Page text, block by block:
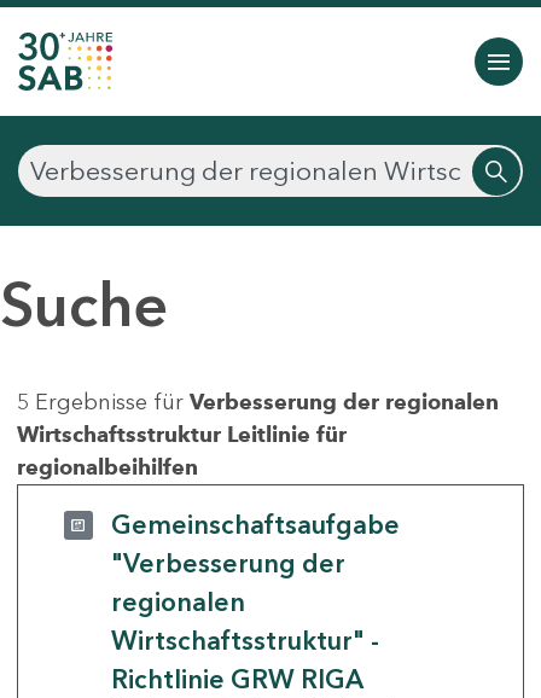
Suche
5 Ergebnisse für Verbesserung der regionalen
Wirtschaftsstruktur Leitlinie für
regionalbeihilfen
Gemeinschaftsaufgabe
"Verbesserung der
regionalen
Wirtschaftsstruktur" -
Richtlinie GRW RIGA